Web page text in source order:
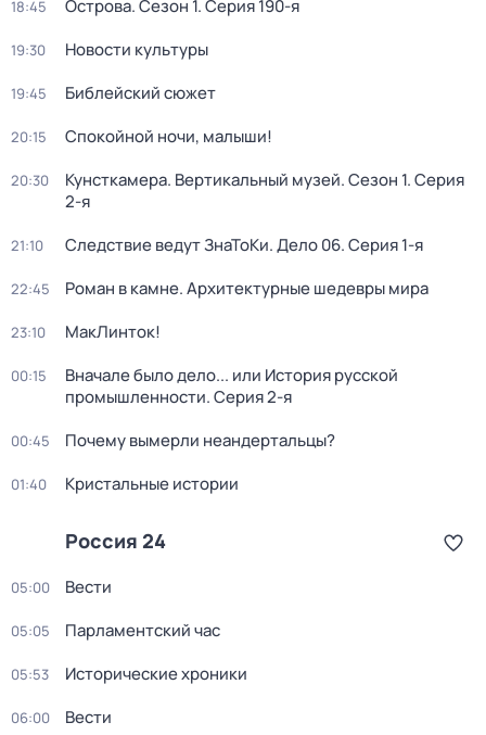
18:45 Острова. Сезон 1. Серия 190-я
19:30 Новости культуры
19:45 Библейский сюжет
20:15 Спокойной ночи, малыши!
20:30 Кунсткамера. Вертикальный музей. Сезон 1. Серия
2-я
21:10 Следствие ведут ЗнаТоКи. Дело 06. Серия 1-я
22:45 Роман в камне. Архитектурные шедевры мира
23:10 МакЛинток!
00:15
Вначале было дело... или История русской
промышленности. Серия 2-я
00:45 Почему вымерли неандертальцы?
01:40 Кристальные истории
Россия 24
05:00 Вести
05:05 Парламентский час
05:53 Исторические хроники
06:00 Вести